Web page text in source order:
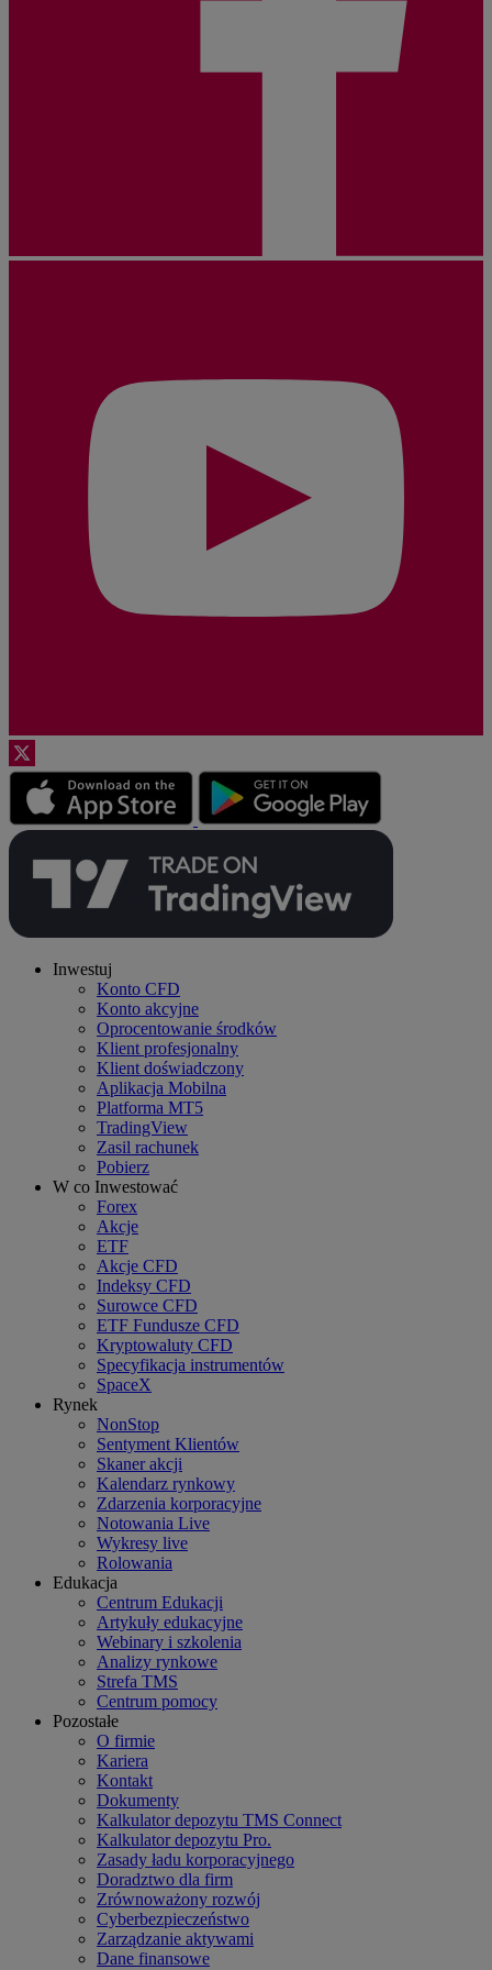
Inwestuj
Konto CFD
Konto akcyjne
Oprocentowanie środków
Klient profesjonalny
Klient doświadczony
Aplikacja Mobilna
Platforma MT5
TradingView
Zasil rachunek
Pobierz
W co Inwestować
Forex
Akcje
ETF
Akcje CFD
Indeksy CFD
Surowce CFD
ETF Fundusze CFD
Kryptowaluty CFD
Specyfikacja instrumentów
SpaceX
Rynek
NonStop
Sentyment Klientów
Skaner akcji
Kalendarz rynkowy
Zdarzenia korporacyjne
Notowania Live
Wykresy live
Rolowania
Edukacja
Centrum Edukacji
Artykuły edukacyjne
Webinary i szkolenia
Analizy rynkowe
Strefa TMS
Centrum pomocy
Pozostałe
O firmie
Kariera
Kontakt
Dokumenty
Kalkulator depozytu TMS Connect
Kalkulator depozytu Pro.
Zasady ładu korporacyjnego
Doradztwo dla firm
Zrównoważony rozwój
Cyberbezpieczeństwo
Zarządzanie aktywami
Dane finansowe